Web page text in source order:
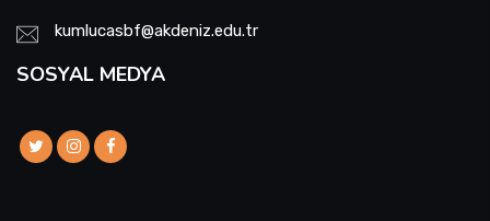
kumlucasbf@akdeniz.edu.tr
SOSYAL MEDYA